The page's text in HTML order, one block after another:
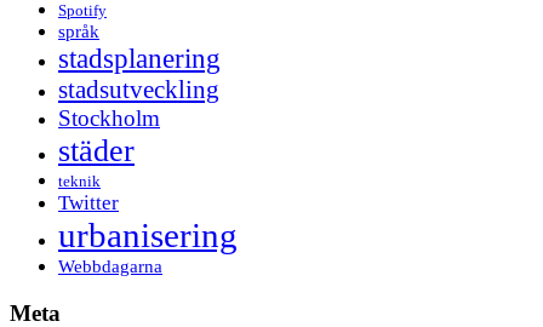
Spotify
språk
stadsplanering
stadsutveckling
Stockholm
städer
teknik
Twitter
urbanisering
Webbdagarna
Meta